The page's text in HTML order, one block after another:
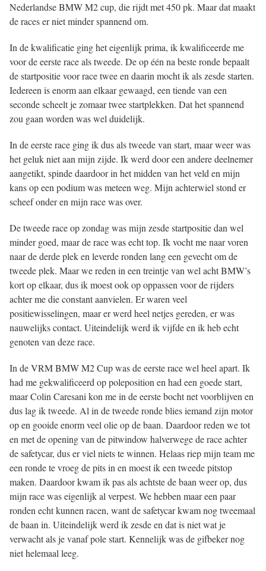
Nederlandse BMW M2 cup, die rijdt met 450 pk. Maar dat maakt
de races er niet minder spannend om.
In de kwalificatie ging het eigenlijk prima, ik kwalificeerde me
voor de eerste race als tweede. De op één na beste ronde bepaalt
de startpositie voor race twee en daarin mocht ik als zesde starten.
Iedereen is enorm aan elkaar gewaagd, een tiende van een
seconde scheelt je zomaar twee startplekken. Dat het spannend
zou gaan worden was wel duidelijk.
In de eerste race ging ik dus als tweede van start, maar weer was
het geluk niet aan mijn zijde. Ik werd door een andere deelnemer
aangetikt, spinde daardoor in het midden van het veld en mijn
kans op een podium was meteen weg. Mijn achterwiel stond er
scheef onder en mijn race was over.
De tweede race op zondag was mijn zesde startpositie dan wel
minder goed, maar de race was echt top. Ik vocht me naar voren
naar de derde plek en leverde ronden lang een gevecht om de
tweede plek. Maar we reden in een treintje van wel acht BMW’s
kort op elkaar, dus ik moest ook op oppassen voor de rijders
achter me die constant aanvielen. Er waren veel
positiewisselingen, maar er werd heel netjes gereden, er was
nauwelijks contact. Uiteindelijk werd ik vijfde en ik heb echt
genoten van deze race.
In de VRM BMW M2 Cup was de eerste race wel heel apart. Ik
had me gekwalificeerd op poleposition en had een goede start,
maar Colin Caresani kon me in de eerste bocht net voorblijven en
dus lag ik tweede. Al in de tweede ronde blies iemand zijn motor
op en gooide enorm veel olie op de baan. Daardoor reden we tot
en met de opening van de pitwindow halverwege de race achter
de safetycar, dus er viel niets te winnen. Helaas riep mijn team me
een ronde te vroeg de pits in en moest ik een tweede pitstop
maken. Daardoor kwam ik pas als achtste de baan weer op, dus
mijn race was eigenlijk al verpest. We hebben maar een paar
ronden echt kunnen racen, want de safetycar kwam nog tweemaal
de baan in. Uiteindelijk werd ik zesde en dat is niet wat je
verwacht als je vanaf pole start. Kennelijk was de gifbeker nog
niet helemaal leeg.
gebruikt
te
website-